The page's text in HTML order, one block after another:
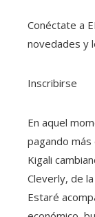
Conéctate a
novedades y
Inscribirse
En aquel
pagando
Kigali
Cleverly, de
Estaré